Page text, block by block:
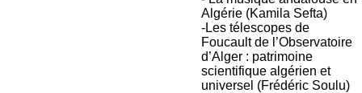
Algérie (Kamila Sefta)
-Les télescopes de
Foucault de l’Observatoire
d’Alger : patrimoine
scientifique algérien et
universel (Frédéric Soulu)